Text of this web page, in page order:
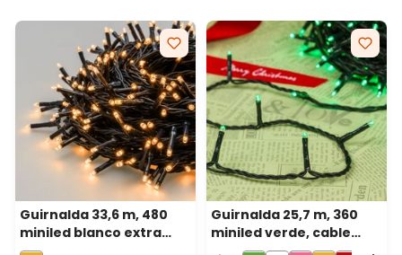
Guirnalda 33,6 m, 480
miniled blanco extra
cálido, cable verde
Guirnalda 25,7 m, 360
miniled verde, cable
verde